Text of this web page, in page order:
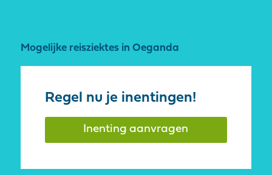
Mogelijke reisziektes in Oeganda
Regel nu je inentingen!
Inenting aanvragen